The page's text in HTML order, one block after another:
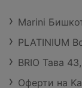
Marini
PLATINIUM
BRIO Тава
Оферти на